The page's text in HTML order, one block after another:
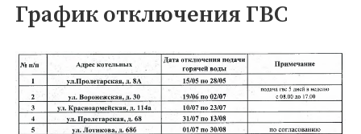
График отключения ГВС